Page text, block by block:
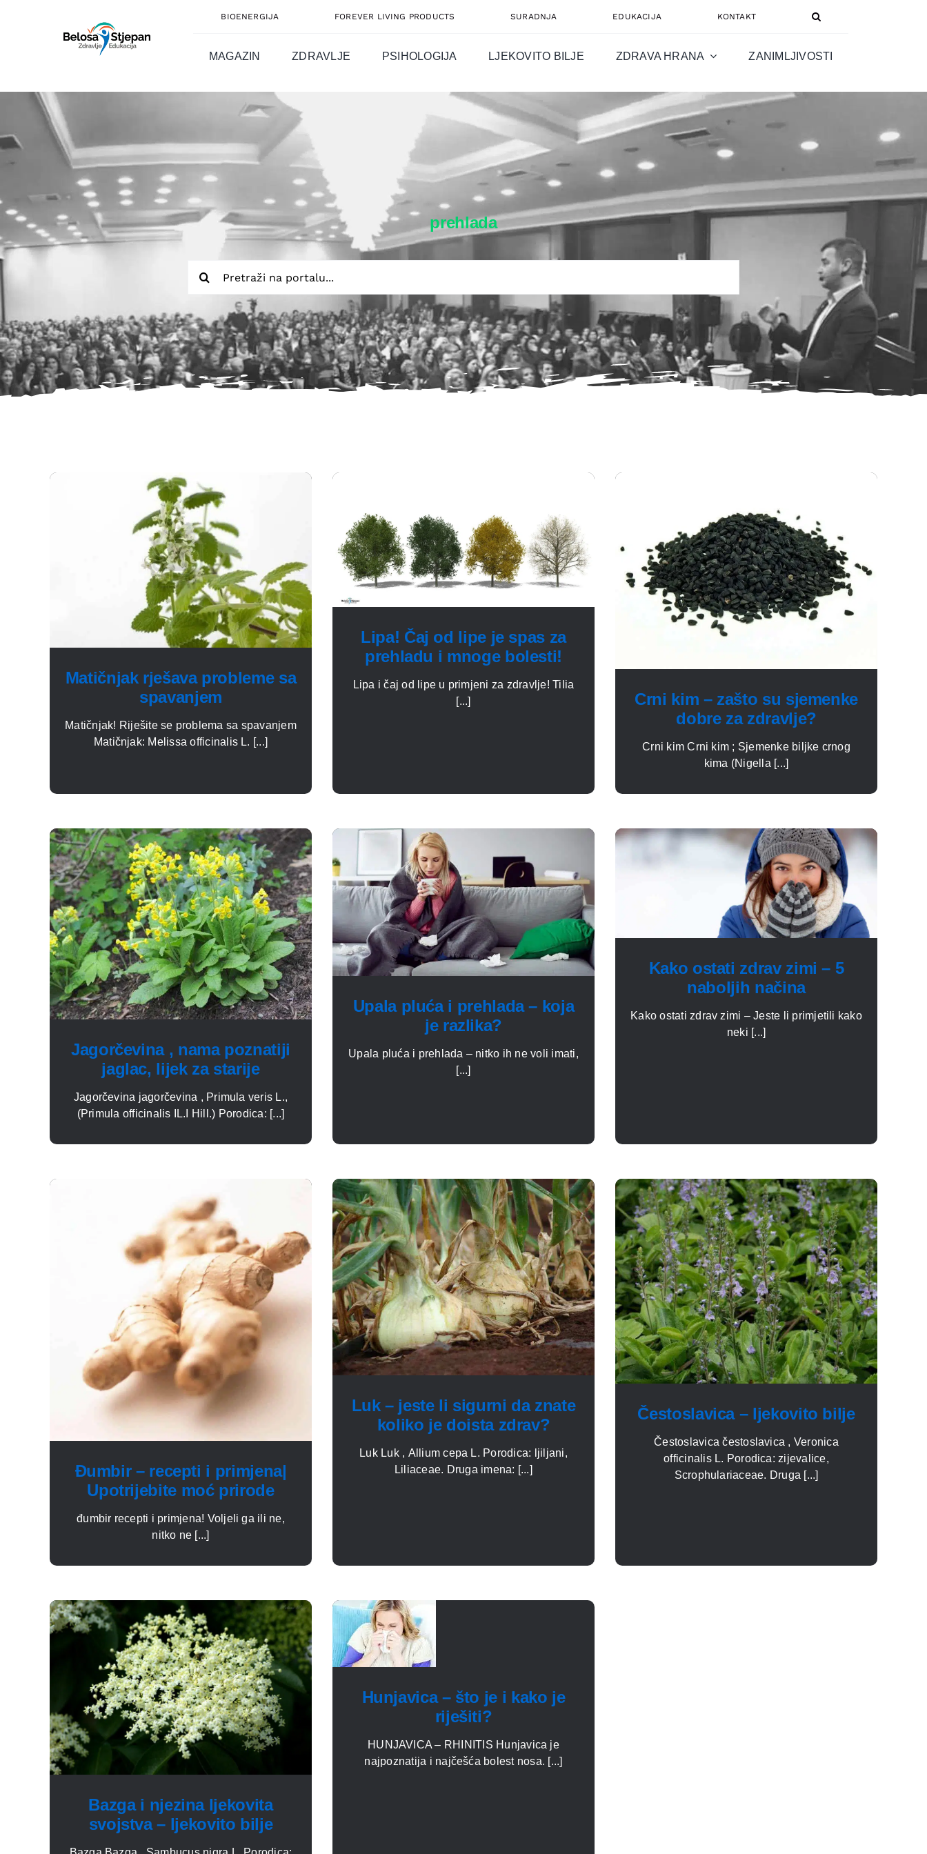
BIOENERGIJA FOREVER LIVING PRODUCTS SURADNJA EDUKACIJA KONTAKT
MAGAZIN ZDRAVLJE PSIHOLOGIJA LJEKOVITO BILJE ZDRAVA HRANA ZANIMLJIVOSTI
prehlada
Matičnjak rješava probleme sa
spavanjem
Matičnjak! Riješite se problema sa spavanjem
Matičnjak: Melissa officinalis L. [...]
Lipa! Čaj od lipe je spas za
prehladu i mnoge bolesti!
Lipa i čaj od lipe u primjeni za zdravlje! Tilia
[...]
Crni kim – zašto su sjemenke
dobre za zdravlje?
Crni kim Crni kim ; Sjemenke biljke crnog
kima (Nigella [...]
Jagorčevina , nama poznatiji
jaglac, lijek za starije
Jagorčevina jagorčevina , Primula veris L.,
(Primula officinalis IL.I Hill.) Porodica: [...]
Upala pluća i prehlada – koja
je razlika?
Upala pluća i prehlada – nitko ih ne voli imati,
[...]
Kako ostati zdrav zimi – 5
naboljih načina
Kako ostati zdrav zimi – Jeste li primjetili kako
neki [...]
Đumbir – recepti i primjena|
Upotrijebite moć prirode
đumbir recepti i primjena! Voljeli ga ili ne,
nitko ne [...]
Luk – jeste li sigurni da znate
koliko je doista zdrav?
Luk Luk , Allium cepa L. Porodica: ljiljani,
Liliaceae. Druga imena: [...]
Čestoslavica – ljekovito bilje
Čestoslavica čestoslavica , Veronica
officinalis L. Porodica: zijevalice,
Scrophulariaceae. Druga [...]
Bazga i njezina ljekovita
svojstva – ljekovito bilje
Hunjavica – što je i kako je
riješiti?
HUNJAVICA – RHINITIS Hunjavica je
najpoznatija i najčešća bolest nosa. [...]